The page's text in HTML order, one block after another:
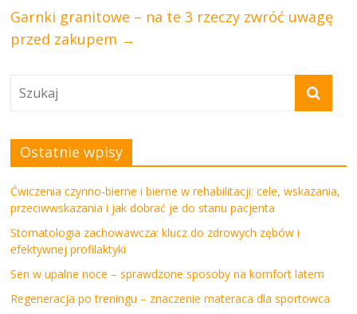
Garnki granitowe – na te 3 rzeczy zwróć uwagę
przed zakupem →
Ostatnie wpisy
Ćwiczenia czynno-bierne i bierne w rehabilitacji: cele, wskazania,
przeciwwskazania i jak dobrać je do stanu pacjenta
Stomatologia zachowawcza: klucz do zdrowych zębów i
efektywnej profilaktyki
Sen w upalne noce – sprawdzone sposoby na komfort latem
Regeneracja po treningu – znaczenie materaca dla sportowca